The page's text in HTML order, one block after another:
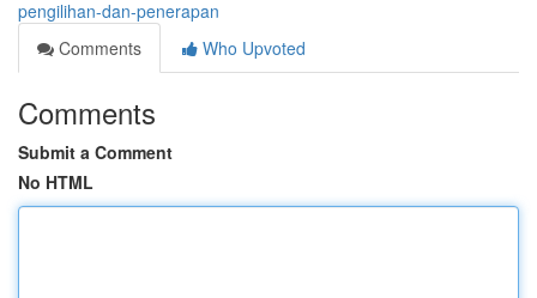
pengilihan-dan-penerapan
Comments
Who Upvoted
Comments
Submit a Comment
No HTML